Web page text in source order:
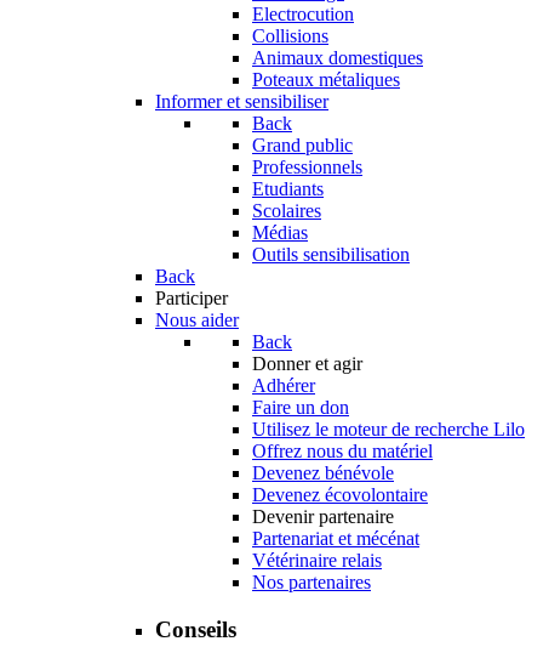
Electrocution
Collisions
Animaux domestiques
Poteaux métaliques
Informer et sensibiliser
Back
Grand public
Professionnels
Etudiants
Scolaires
Médias
Outils sensibilisation
Back
Participer
Nous aider
Back
Donner et agir
Adhérer
Faire un don
Utilisez le moteur de recherche Lilo
Offrez nous du matériel
Devenez bénévole
Devenez écovolontaire
Devenir partenaire
Partenariat et mécénat
Vétérinaire relais
Nos partenaires
Conseils